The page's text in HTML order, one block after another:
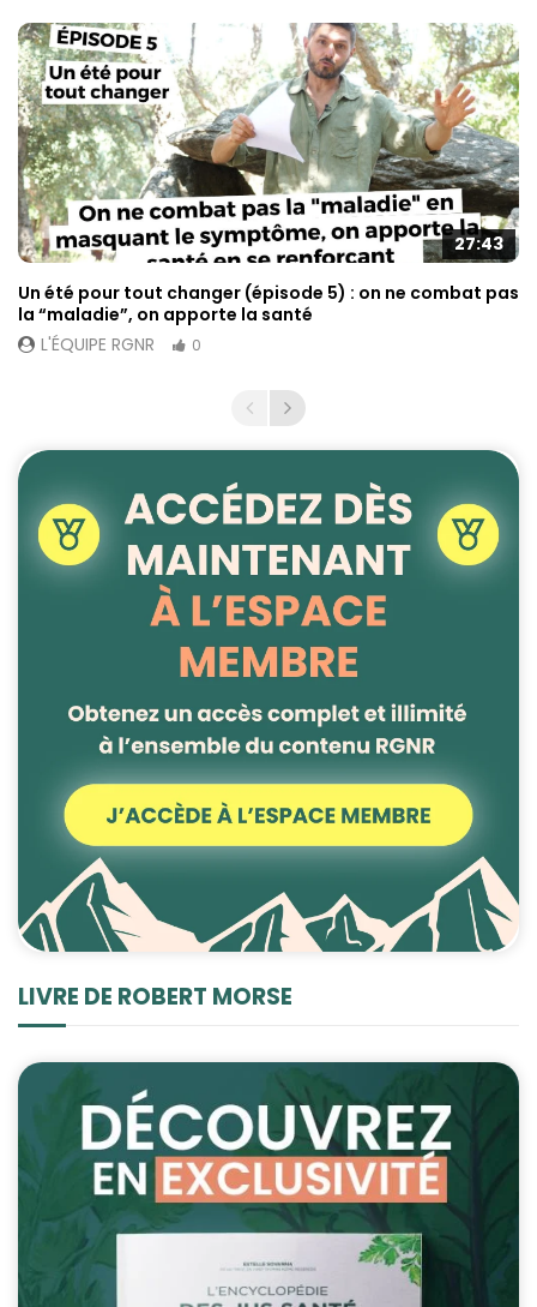
27:43
Un été pour tout changer (épisode 5) : on ne combat pas
la “maladie”, on apporte la santé
L'ÉQUIPE RGNR
0
LIVRE DE ROBERT MORSE